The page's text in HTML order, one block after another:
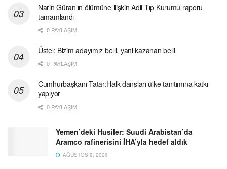
Narin Güran’ın ölümüne ilişkin Adli Tıp Kurumu raporu
tamamlandı
0 PAYLAŞIM
Üstel: Bizim adayımız belli, yani kazanan belli
0 PAYLAŞIM
Cumhurbaşkanı Tatar:Halk dansları ülke tanıtımına katkı
yapıyor
0 PAYLAŞIM
Yemen’deki Husiler: Suudi Arabistan’da
Aramco rafinerisini İHA’yla hedef aldık
AĞUSTOS 9, 2026